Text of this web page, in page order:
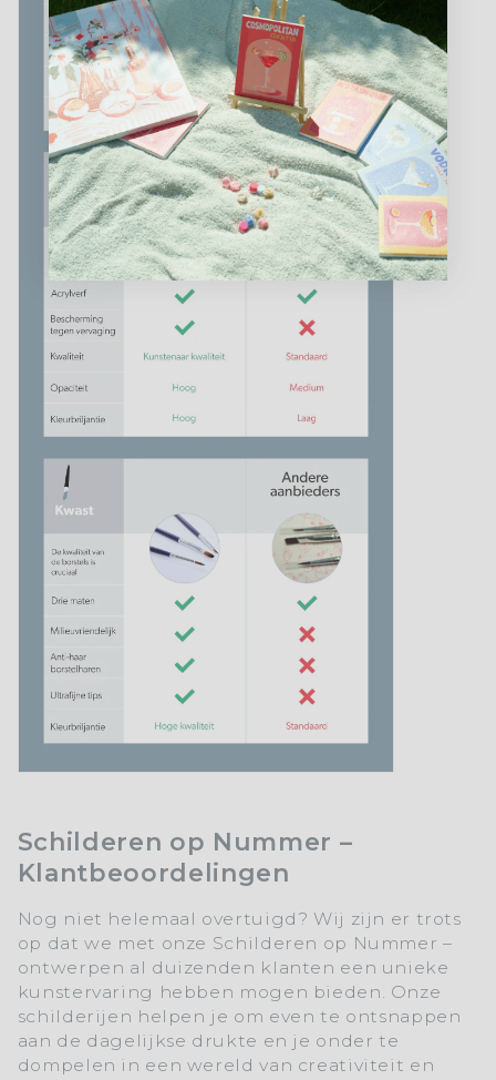
Schilderen op Nummer –
Klantbeoordelingen
Nog niet helemaal overtuigd? Wij zijn er trots
op dat we met onze Schilderen op Nummer –
ontwerpen al duizenden klanten een unieke
kunstervaring hebben mogen bieden. Onze
schilderijen helpen je om even te ontsnappen
aan de dagelijkse drukte en je onder te
dompelen in een wereld van creativiteit en